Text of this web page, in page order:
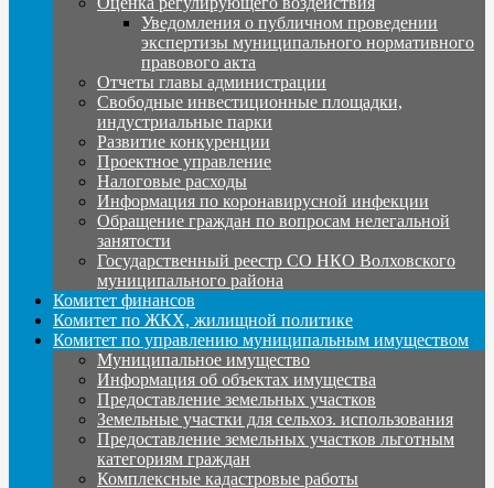
Уведомления о публичном проведении
экспертизы муниципального нормативного
правового акта
Отчеты главы администрации
Свободные инвестиционные площадки,
индустриальные парки
Развитие конкуренции
Проектное управление
Налоговые расходы
Информация по коронавирусной инфекции
Обращение граждан по вопросам нелегальной
занятости
Государственный реестр СО НКО Волховского
муниципального района
Комитет финансов
Комитет по ЖКХ, жилищной политике
Комитет по управлению муниципальным имуществом
Муниципальное имущество
Информация об объектах имущества
Предоставление земельных участков
Земельные участки для сельхоз. использования
Предоставление земельных участков льготным
категориям граждан
Комплексные кадастровые работы